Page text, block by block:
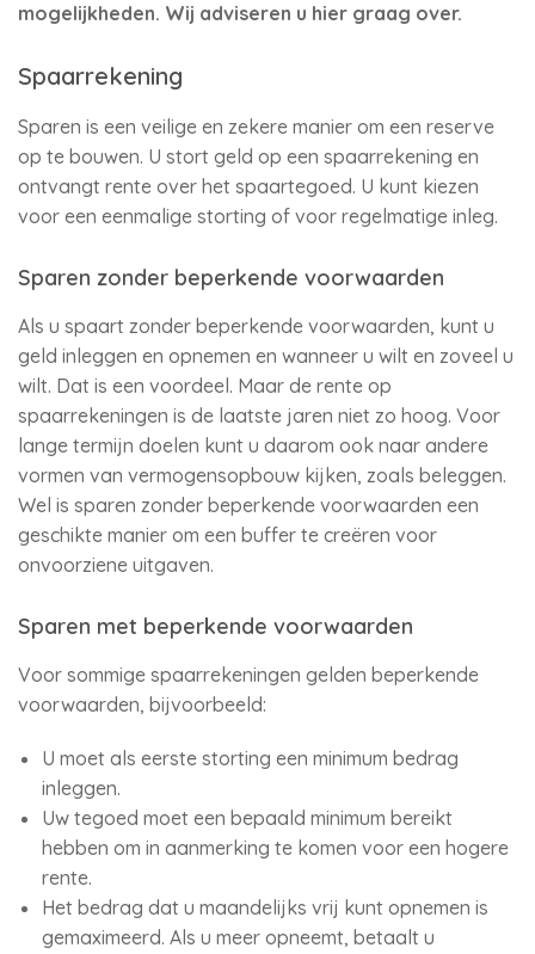
mogelijkheden. Wij adviseren u hier graag over.
Spaarrekening
Sparen is een veilige en zekere manier om een reserve
op te bouwen. U stort geld op een spaarrekening en
ontvangt rente over het spaartegoed. U kunt kiezen
voor een eenmalige storting of voor regelmatige inleg.
Sparen zonder beperkende voorwaarden
Als u spaart zonder beperkende voorwaarden, kunt u
geld inleggen en opnemen en wanneer u wilt en zoveel u
wilt. Dat is een voordeel. Maar de rente op
spaarrekeningen is de laatste jaren niet zo hoog. Voor
lange termijn doelen kunt u daarom ook naar andere
vormen van vermogensopbouw kijken, zoals beleggen.
Wel is sparen zonder beperkende voorwaarden een
geschikte manier om een buffer te creëren voor
onvoorziene uitgaven.
Sparen met beperkende voorwaarden
Voor sommige spaarrekeningen gelden beperkende
voorwaarden, bijvoorbeeld:
U moet als eerste storting een minimum bedrag
inleggen.
Uw tegoed moet een bepaald minimum bereikt
hebben om in aanmerking te komen voor een hogere
rente.
Het bedrag dat u maandelijks vrij kunt opnemen is
gemaximeerd. Als u meer opneemt, betaalt u